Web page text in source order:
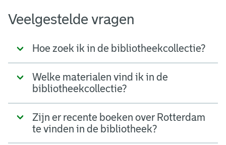
Veelgestelde vragen
Hoe zoek ik in de bibliotheekcollectie?
Welke materialen vind ik in de
bibliotheekcollectie?
Zijn er recente boeken over Rotterdam
te vinden in de bibliotheek?